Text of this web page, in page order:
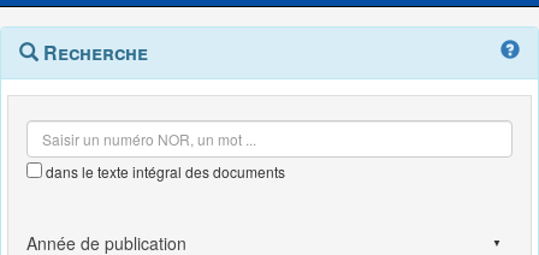
Navigation
outils
Menu
contextuel
Recherche
dans le texte intégral des documents